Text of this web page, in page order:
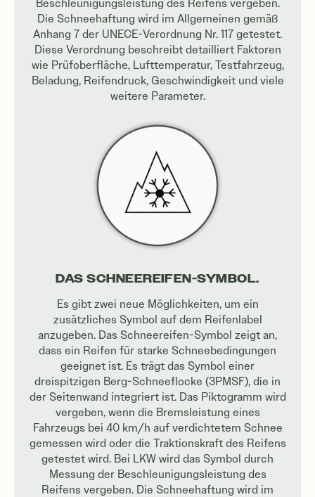
Beschleunigungsleistung des Reifens vergeben.
Die Schneehaftung wird im Allgemeinen gemäß
Anhang 7 der UNECE-Verordnung Nr. 117 getestet.
Diese Verordnung beschreibt detailliert Faktoren
wie Prüfoberfläche, Lufttemperatur, Testfahrzeug,
Beladung, Reifendruck, Geschwindigkeit und viele
weitere Parameter.
DAS SCHNEEREIFEN-SYMBOL.
Es gibt zwei neue Möglichkeiten, um ein
zusätzliches Symbol auf dem Reifenlabel
anzugeben. Das Schneereifen-Symbol zeigt an,
dass ein Reifen für starke Schneebedingungen
geeignet ist. Es trägt das Symbol einer
dreispitzigen Berg-Schneeflocke (3PMSF), die in
der Seitenwand integriert ist. Das Piktogramm wird
vergeben, wenn die Bremsleistung eines
Fahrzeugs bei 40 km/h auf verdichtetem Schnee
gemessen wird oder die Traktionskraft des Reifens
getestet wird. Bei LKW wird das Symbol durch
Messung der Beschleunigungsleistung des
Reifens vergeben. Die Schneehaftung wird im